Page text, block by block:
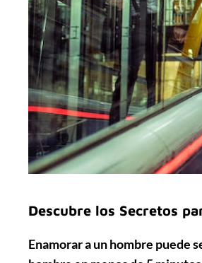
Descubre los Secretos
Enamorar a un hombre puede